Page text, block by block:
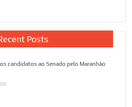
Posts
candidatos ao Senado pelo Maranhão